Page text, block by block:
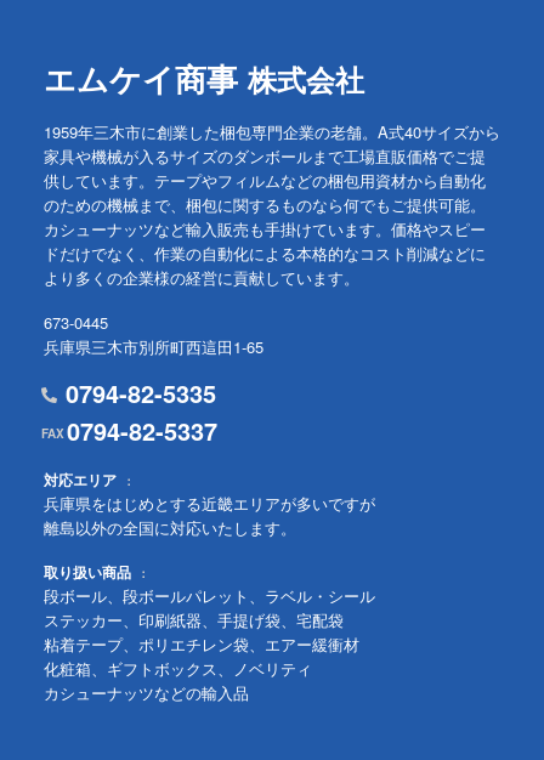
エムケイ商事 株式会社
1959年三木市に創業した梱包専門企業の老舗。A式40サイズから
家具や機械が入るサイズのダンボールまで工場直販価格でご提
供しています。テープやフィルムなどの梱包用資材から自動化
のための機械まで、梱包に関するものなら何でもご提供可能。
カシューナッツなど輸入販売も手掛けています。価格やスピー
ドだけでなく、作業の自動化による本格的なコスト削減などに
より多くの企業様の経営に貢献しています。
673-0445
兵庫県三木市別所町西這田1-65
0794-82-5335
0794-82-5337
対応エリア
兵庫県をはじめとする近畿エリアが多いですが
離島以外の全国に対応いたします。
取り扱い商品
段ボール、段ボールパレット、ラベル・シール
ステッカー、印刷紙器、手提げ袋、宅配袋
粘着テープ、ポリエチレン袋、エアー緩衝材
化粧箱、ギフトボックス、ノベリティ
カシューナッツなどの輸入品